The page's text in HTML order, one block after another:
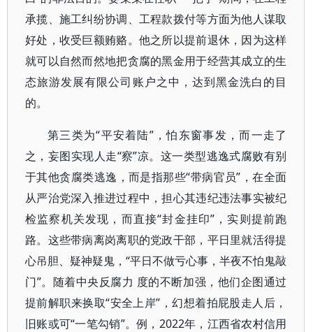
承揽、施工纠纷协调、工程款拨付等方面为他人谋取
好处，收受巨额贿赂。他之所以提前退休，因为这样
就可以自然而然地把贪腐的黑金用于经营其成立的生
态旅游发展有限公司账户之中，达到黑金洗白的目
的。
第三类为“平安着陆”，怕东窗事发，而一走了
之，妄图实现人走“察”凉。这一类型逃逸式腐败有别
于其他贪腐类逃逸，而是指那些“带病官员”，在全面
从严治党深入推进过程中，担心其违纪违法事实被纪
检监察机关发现，而直接“封金挂印”，实则提前跑
路。这些带病离岗离职的党政干部，平日里就活得提
心吊胆、疑神疑鬼，“平日不做亏心事，半夜不怕鬼敲
门”。随着中央反腐力 度的不断加强，他们企图通过
提前解职来换取“安全上岸”，幻想着拍屁股走人后，
旧账或可“一笔勾销”。例，2022年，江西省农村信用